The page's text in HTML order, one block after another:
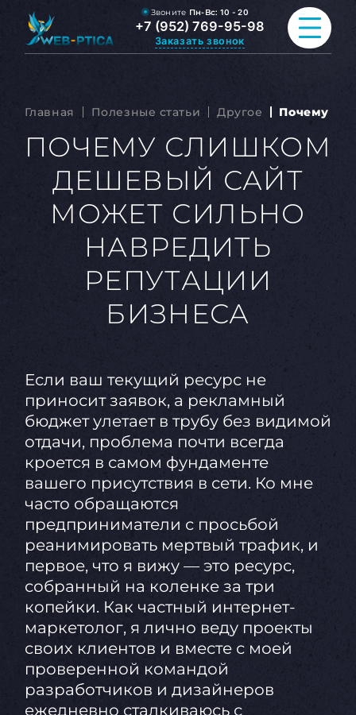
Звоните Пн-Вс: 10 - 20
+7 (952) 769-95-98
Заказать звонок
РАЗРАБОТКА САЙТА
ВСЕ УСЛУГИ
ПОРТФОЛИО
ОБО МНЕ
Главная Полезные статьи Другое Почему
ПОЧЕМУ СЛИШКОМ
ДЕШЕВЫЙ САЙТ
МОЖЕТ СИЛЬНО
НАВРЕДИТЬ
РЕПУТАЦИИ
БИЗНЕСА
Если ваш текущий ресурс не
приносит заявок, а рекламный
бюджет улетает в трубу без видимой
отдачи, проблема почти всегда
кроется в самом фундаменте
вашего присутствия в сети. Ко мне
часто обращаются
предприниматели с просьбой
реанимировать мертвый трафик, и
первое, что я вижу — это ресурс,
собранный на коленке за три
копейки. Как частный интернет-
маркетолог, я лично веду проекты
своих клиентов и вместе с моей
проверенной командой
разработчиков и дизайнеров
ежедневно сталкиваюсь с